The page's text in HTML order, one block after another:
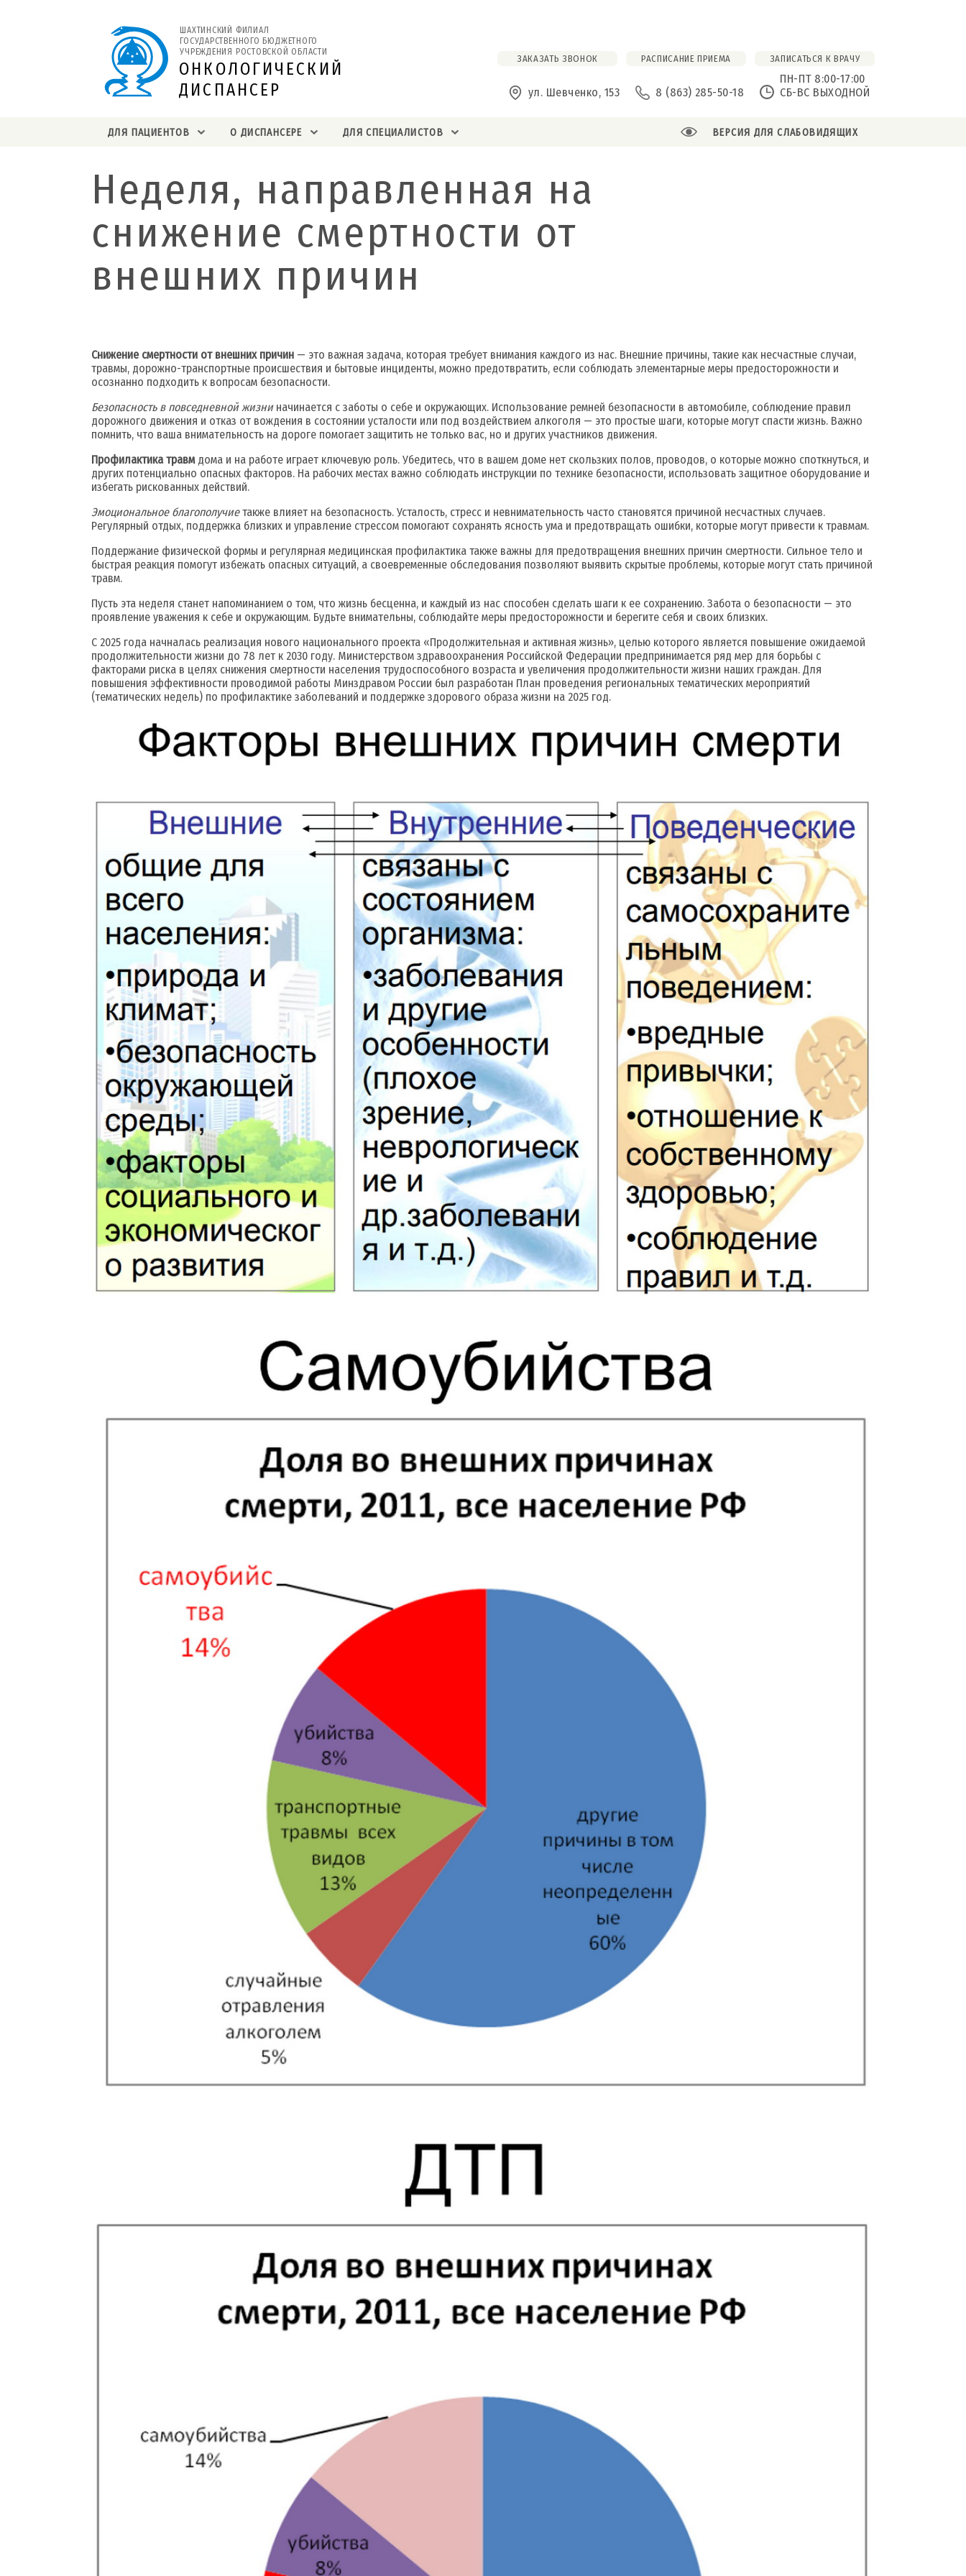
ОНКОЛОГИЧЕСКИЙ
ДИСПАНСЕР
ШАХТИНСКИЙ ФИЛИАЛ
ГОСУДАРСТВЕННОГО БЮДЖЕТНОГО
УЧРЕЖДЕНИЯ РОСТОВСКОЙ ОБЛАСТИ
ЗАКАЗАТЬ ЗВОНОК РАСПИСАНИЕ ПРИЕМА ЗАПИСАТЬСЯ К ВРАЧУ
ул. Шевченко, 153 8 (863) 285-50-18
ПН-ПТ 8:00-17:00
СБ-ВС ВЫХОДНОЙ
ДЛЯ ПАЦИЕНТОВ О ДИСПАНСЕРЕ ДЛЯ СПЕЦИАЛИСТОВ ВЕРСИЯ ДЛЯ СЛАБОВИДЯЩИХ
Неделя, направленная на
снижение смертности от
внешних причин
Снижение смертности от внешних причин — это важная задача, которая требует внимания каждого из нас. Внешние причины, такие как несчастные случаи,
травмы, дорожно-транспортные происшествия и бытовые инциденты, можно предотвратить, если соблюдать элементарные меры предосторожности и
осознанно подходить к вопросам безопасности.
Безопасность в повседневной жизниначинается с заботы о себе и окружающих. Использование ремней безопасности в автомобиле, соблюдение правил
дорожного движения и отказ от вождения в состоянии усталости или под воздействием алкоголя — это простые шаги, которые могут спасти жизнь. Важно
помнить, что ваша внимательность на дороге помогает защитить не только вас, но и других участников движения.
Профилактика травмдома и на работе играет ключевую роль. Убедитесь, что в вашем доме нет скользких полов, проводов, о которые можно споткнуться, и
других потенциально опасных факторов. На рабочих местах важно соблюдать инструкции по технике безопасности, использовать защитное оборудование и
избегать рискованных действий.
Эмоциональное благополучиетакже влияет на безопасность. Усталость, стресс и невнимательность часто становятся причиной несчастных случаев.
Регулярный отдых, поддержка близких и управление стрессом помогают сохранять ясность ума и предотвращать ошибки, которые могут привести к травмам.
Поддержание физической формы и регулярная медицинская профилактика также важны для предотвращения внешних причин смертности. Сильное тело и
быстрая реакция помогут избежать опасных ситуаций, а своевременные обследования позволяют выявить скрытые проблемы, которые могут стать причиной
травм.
Пусть эта неделя станет напоминанием о том, что жизнь бесценна, и каждый из нас способен сделать шаги к ее сохранению. Забота о безопасности — это
проявление уважения к себе и окружающим. Будьте внимательны, соблюдайте меры предосторожности и берегите себя и своих близких.
С 2025 года начналась реализация нового национального проекта «Продолжительная и активная жизнь», целью которого является повышение ожидаемой
продолжительности жизни до 78 лет к 2030 году. Министерством здравоохранения Российской Федерации предпринимается ряд мер для борьбы с
факторами риска в целях снижения смертности населения трудоспособного возраста и увеличения продолжительности жизни наших граждан. Для
повышения эффективности проводимой работы Минздравом России был разработан План проведения региональных тематических мероприятий
(тематических недель) по профилактике заболеваний и поддержке здорового образа жизни на 2025 год.